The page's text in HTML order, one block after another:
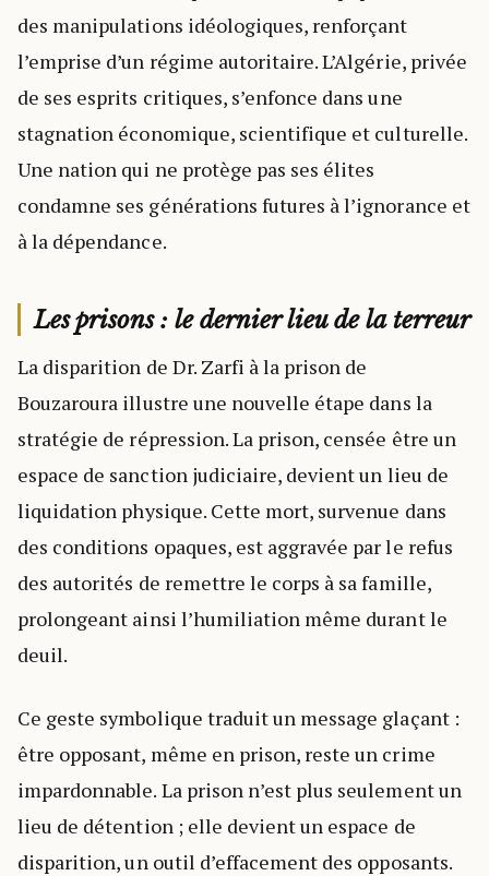
des manipulations idéologiques, renforçant
l’emprise d’un régime autoritaire. L’Algérie, privée
de ses esprits critiques, s’enfonce dans une
stagnation économique, scientifique et culturelle.
Une nation qui ne protège pas ses élites
condamne ses générations futures à l’ignorance et
à la dépendance.
Les prisons : le dernier lieu de la terreur
La disparition de Dr. Zarfi à la prison de
Bouzaroura illustre une nouvelle étape dans la
stratégie de répression. La prison, censée être un
espace de sanction judiciaire, devient un lieu de
liquidation physique. Cette mort, survenue dans
des conditions opaques, est aggravée par le refus
des autorités de remettre le corps à sa famille,
prolongeant ainsi l’humiliation même durant le
deuil.
Ce geste symbolique traduit un message glaçant :
être opposant, même en prison, reste un crime
impardonnable. La prison n’est plus seulement un
lieu de détention ; elle devient un espace de
disparition, un outil d’effacement des opposants.